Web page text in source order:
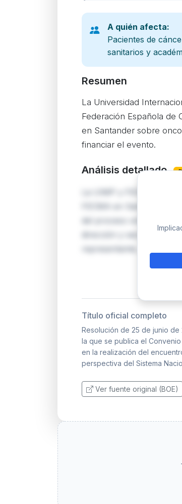
A quién afecta:
Pacientes de
sanitarios y
Resumen
La Universidad
Federación Española de
en Santander sobre
financiar el evento.
Análisis detallado
La UIMP y FECMA
FECMA en Santander
del proceso oncológico
dirección y secretaría
representante…
Título oficial completo
Resolución de 25 de junio
la que se publica el
en la realización del
perspectiva del Sistema
Ver fuente original (BOE)